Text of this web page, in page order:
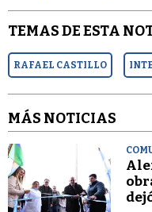
TEMAS DE ESTA
RAFAEL CASTILLO
MÁS NOTICIAS